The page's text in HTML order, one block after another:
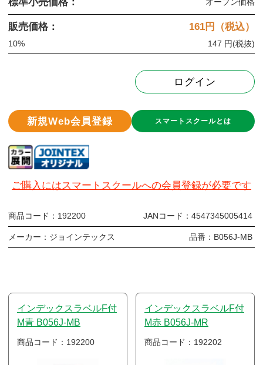
販売価格： 161円（税込）
10% 147 円(税抜)
ログイン
新規Web会員登録 スマートスクールとは
ご購入にはスマートスクールへの会員登録が必要です
商品コード： 192200 JANコード： 4547345005414
メーカー： ジョインテックス 品番： B056J-MB
インデックスラベルF付
M青 B056J-MB
商品コード：192200
インデックスラベルF付
M赤 B056J-MR
商品コード：192202